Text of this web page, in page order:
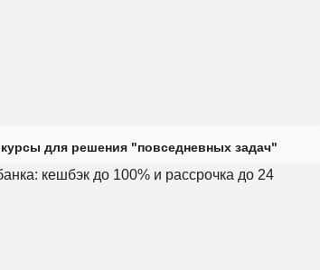
для решения "повседневных задач"